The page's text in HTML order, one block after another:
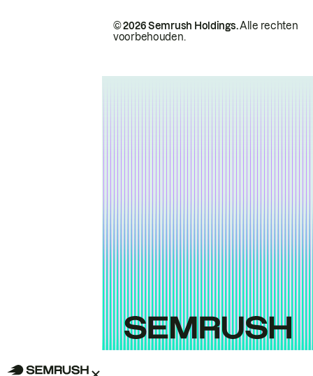
© 2026 Semrush Holdings.Alle rechten
voorbehouden.